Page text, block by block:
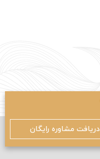
دریافت مشاوره رایگان